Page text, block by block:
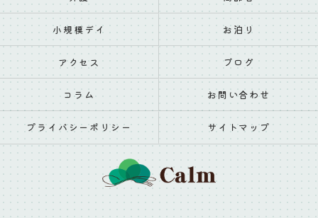
小規模デイ お泊り
アクセス ブログ
コラム お問い合わせ
プライバシーポリシー サイトマップ